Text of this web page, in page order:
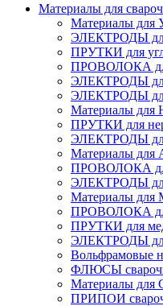
Материалы для
Материалы
ЭЛЕКТРОДЫ
ПРУТКИ для
ПРОВОЛОКА для
ЭЛЕКТРОДЫ для
ЭЛЕКТРОДЫ
Материалы
ПРУТКИ для
ЭЛЕКТРОДЫ
Материалы
ПРОВОЛОКА
ЭЛЕКТРОДЫ
Материалы
ПРОВОЛОКА
ПРУТКИ для
ЭЛЕКТРОДЫ
Вольфрамовые
ФЛЮСЫ
Материалы для
ПРИПОИ